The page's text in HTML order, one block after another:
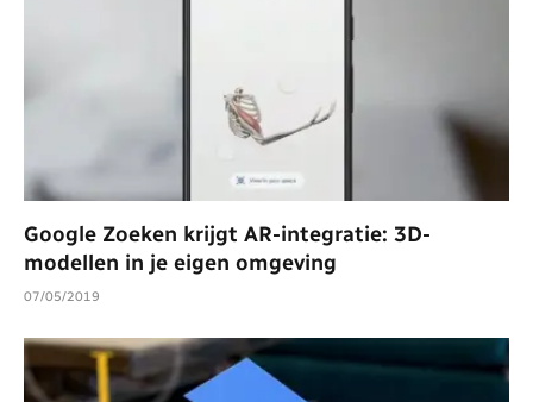
Google Zoeken krijgt AR-integratie: 3D-
modellen in je eigen omgeving
07/05/2019